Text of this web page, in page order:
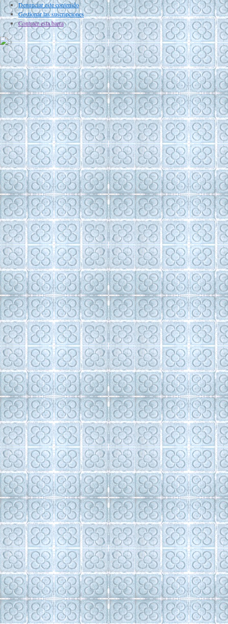
Denunciar este contenido
Gestionar las suscripciones
Contraer esta barra